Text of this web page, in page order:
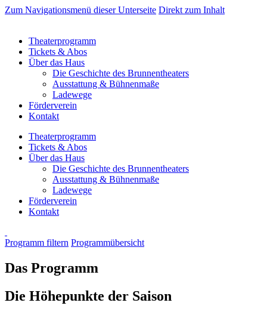
Zum Navigationsmenü dieser Unterseite Direkt zum Inhalt
Theaterprogramm
Tickets & Abos
Über das Haus
Die Geschichte des Brunnentheaters
Ausstattung & Bühnenmaße
Ladewege
Förderverein
Kontakt
Theaterprogramm
Tickets & Abos
Über das Haus
Die Geschichte des Brunnentheaters
Ausstattung & Bühnenmaße
Ladewege
Förderverein
Kontakt
Programm filtern Programmübersicht
Das Programm
Die Höhepunkte der Saison